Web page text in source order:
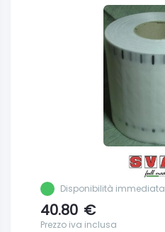
Disponibilità immediata
40.80 €
Prezzo iva inclusa